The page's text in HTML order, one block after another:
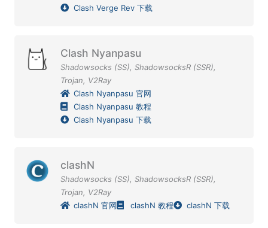
Clash Verge Rev 下载
Clash Nyanpasu
Shadowsocks (SS), ShadowsocksR (SSR),
Trojan, V2Ray
Clash Nyanpasu 官网
Clash Nyanpasu 教程
Clash Nyanpasu 下载
clashN
Shadowsocks (SS), ShadowsocksR (SSR),
Trojan, V2Ray
clashN 官网
clashN 教程 clashN 下载